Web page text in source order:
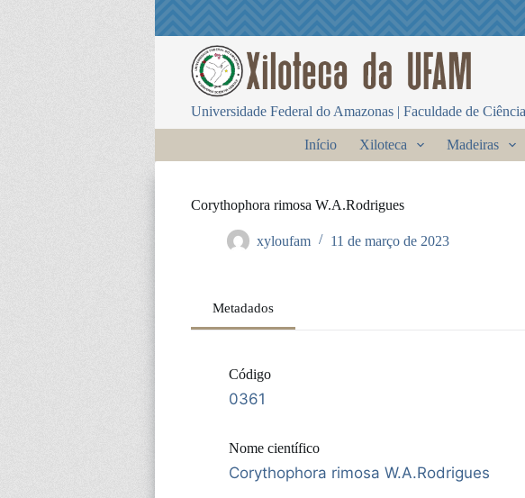
Universidade Federal do Amazonas | Faculdade de
Início Xiloteca Madeiras
Corythophora rimosa W.A.Rodrigues
xyloufam 11 de março de 2023
Metadados
Código
0361
Nome científico
Corythophora rimosa W.A.Rodrigues